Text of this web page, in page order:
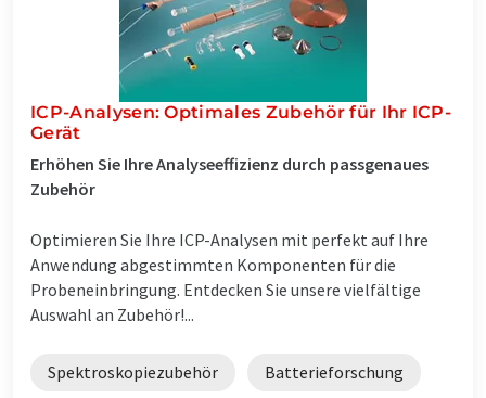
ICP-Analysen: Optimales Zubehör für Ihr ICP-
Gerät
Erhöhen Sie Ihre Analyseeffizienz durch passgenaues
Zubehör
Optimieren Sie Ihre ICP-Analysen mit perfekt auf Ihre
Anwendung abgestimmten Komponenten für die
Probeneinbringung. Entdecken Sie unsere vielfältige
Auswahl an Zubehör!...
Spektroskopiezubehör Batterieforschung